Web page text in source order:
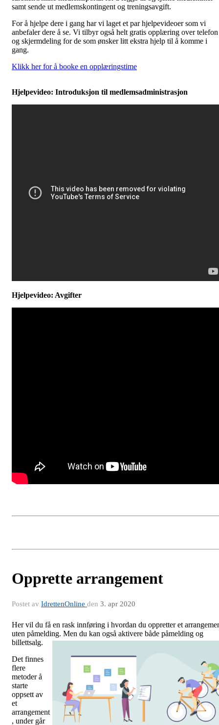
samt sende ut medlemskontingent og treningsavgift.
For å hjelpe dere i gang har vi laget et par hjelpevideoer som vi
anbefaler dere å se. Vi tilbyr også helt gratis opplæring over telefon
og skjermdeling for de som ønsker litt ekstra hjelp til å komme i
gang.
Klikk her for å booke en opplæringstime
Hjelpevideo: Introduksjon til medlemsadministrasjon
Hjelpevideo: Avgifter
Opprette arrangement
Postet av IdrettenOnline den 3. apr 2020
Her vil du få en rask innføring i hvordan du oppretter et
uten påmelding. Men du kan også aktivere både påmelding og
billettsalg.
Det finnes
flere
metoder å
starte
oppsett av
et
arrangement
, under går